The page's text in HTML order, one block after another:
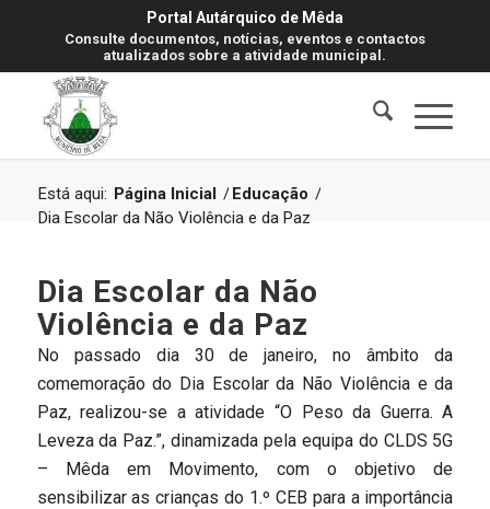
Portal Autárquico de Mêda
Consulte documentos, notícias, eventos e contactos
atualizados sobre a atividade municipal.
Está aqui: Página Inicial / Educação /
Dia Escolar da Não Violência e da Paz
Dia Escolar da Não
Violência e da Paz
No passado dia 30 de janeiro, no âmbito da
comemoração do Dia Escolar da Não Violência e da
Paz, realizou-se a atividade “O Peso da Guerra. A
Leveza da Paz.”, dinamizada pela equipa do CLDS 5G
– Mêda em Movimento, com o objetivo de
sensibilizar as crianças do 1.º CEB para a importância